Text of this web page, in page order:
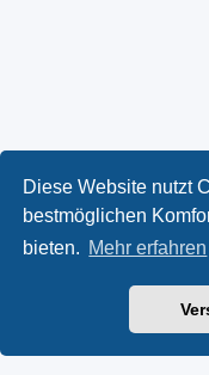
Diese Website nutzt
bestmöglichen
bieten. Mehr erfahren